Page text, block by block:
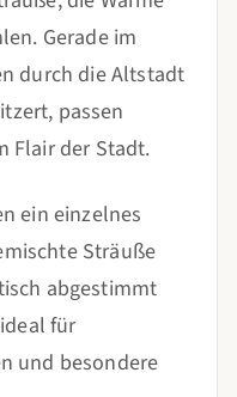
Gerade im
durch die Altstadt
passen
Flair der Stadt.
ein einzelnes
Sträuße
abgestimmt
für
und besondere